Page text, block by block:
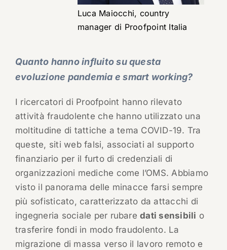
Luca Maiocchi, country
manager di Proofpoint Italia
Quanto hanno influito su questa
evoluzione pandemia e smart working?
I ricercatori di Proofpoint hanno rilevato
attività fraudolente che hanno utilizzato una
moltitudine di tattiche a tema COVID-19. Tra
queste, siti web falsi, associati al supporto
finanziario per il furto di credenziali di
organizzazioni mediche come l’OMS. Abbiamo
visto il panorama delle minacce farsi sempre
più sofisticato, caratterizzato da attacchi di
ingegneria sociale per rubaredati sensibili o
trasferire fondi in modo fraudolento. La
migrazione di massa verso il lavoro remoto e